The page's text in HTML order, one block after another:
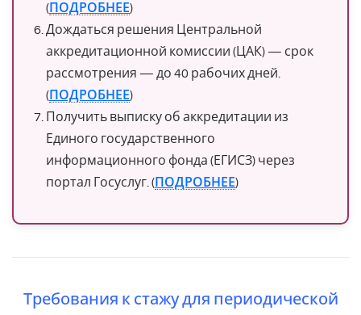
(ПОДРОБНЕЕ)
Дождаться решения Центральной
аккредитационной комиссии (ЦАК) — срок
рассмотрения — до 40 рабочих дней.
(ПОДРОБНЕЕ)
Получить выписку об аккредитации из
Единого государственного
информационного фонда (ЕГИСЗ) через
портал Госуслуг. (ПОДРОБНЕЕ)
Требования к стажу для периодической